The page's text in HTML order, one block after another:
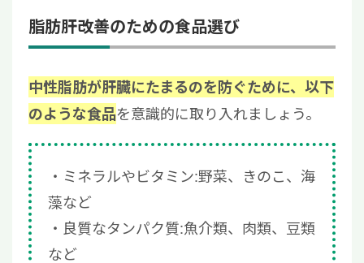
脂肪肝改善のための食品選び
中性脂肪が肝臓にたまるのを防ぐために、以下
のような食品を意識的に取り入れましょう。
ミネラルやビタミン:野菜、きのこ、海
藻など
良質なタンパク質:魚介類、肉類、豆類
など